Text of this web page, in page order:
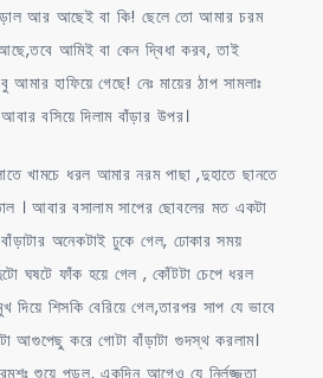
আর আছেই বা কি! ছেলে তো আমার চরম
আমিই বা কেন দ্বিধা করব, তাই
আমার হাফিয়ে গেছে! নেঃ মায়ের ঠাপ সামলাঃ
বসিয়ে দিলাম বাঁড়ার উপর।
খামচে ধরল আমার নরম পাছা ,দুহাতে ছানতে
। আবার বসালাম সাপের ছোবলের মত একটা
অনেকটাই ঢুকে গেল, ঢোকার সময়
ঘষটে ফাঁক হয়ে গেল , কোঁটটা চেপে ধরল
শিসকি বেরিয়ে গেল,তারপর সাপ যে ভাবে
আগুপেছু করে গোটা বাঁড়াটা গুদস্থ করলাম।
শুয়ে পড়ল, একদিন আগেও যে নির্লজ্জতা